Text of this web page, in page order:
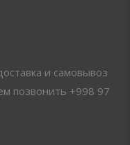
и самовывоз
позвонить +998 97